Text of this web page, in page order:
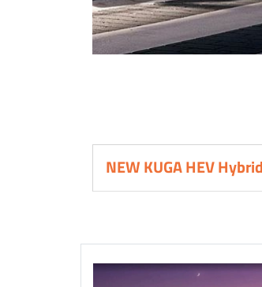
NEW KUGA HEV